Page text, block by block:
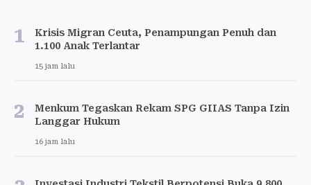
1
Krisis Migran Ceuta, Penampungan Penuh dan
1.100 Anak Terlantar
15 jam lalu
2
Menkum Tegaskan Rekam SPG GIIAS Tanpa Izin
Langgar Hukum
16 jam lalu